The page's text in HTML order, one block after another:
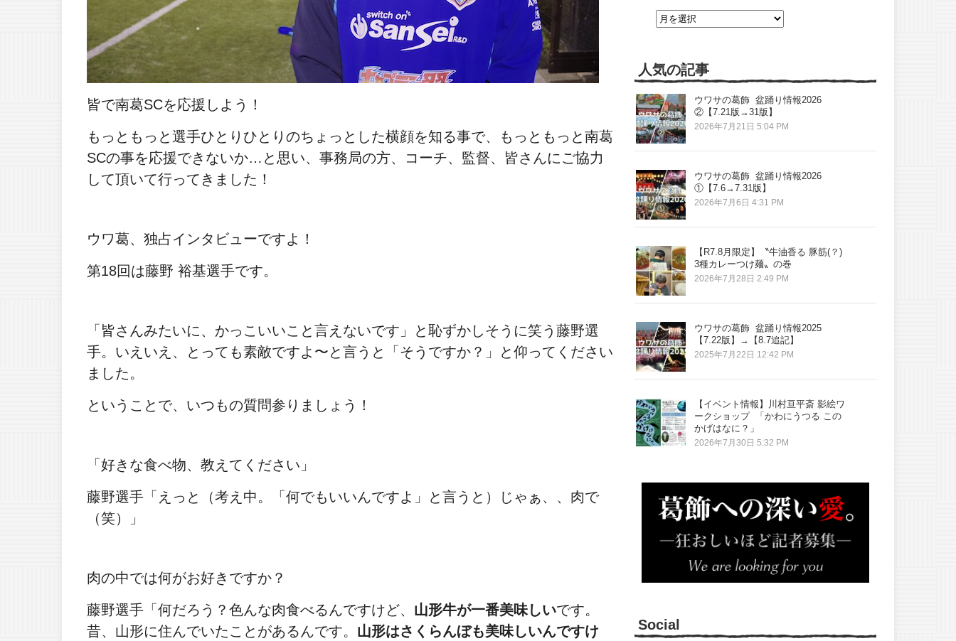
皆で南葛SCを応援しよう！
もっともっと選手ひとりひとりのちょっとした横顔を知る事で、もっともっと南葛
SCの事を応援できないか…と思い、事務局の方、コーチ、監督、皆さんにご協力
して頂いて行ってきました！
ウワ葛、独占インタビューですよ！
第18回は藤野 裕基選手です。
「皆さんみたいに、かっこいいこと言えないです」と恥ずかしそうに笑う藤野選
手。いえいえ、とっても素敵ですよ〜と言うと「そうですか？」と仰ってください
ました。
ということで、いつもの質問参りましょう！
「好きな食べ物、教えてください」
藤野選手「えっと（考え中。「何でもいいんですよ」と言うと）じゃぁ、、肉で
（笑）」
肉の中では何がお好きですか？
藤野選手「何だろう？色んな肉食べるんですけど、 山形牛が一番美味しいです。
昔、山形に住んでいたことがあるんです。 山形はさくらんぼも美味しいんですけ
人気の記事
ウワサの葛飾 盆踊り情報2026
②【7.21版→31版】
2026年7月21日 5:04 PM
ウワサの葛飾 盆踊り情報2026
①【7.6→7.31版】
2026年7月6日 4:31 PM
【R7.8月限定】〝牛油香る 豚筋(？)
3種カレーつけ麺〟の巻
2026年7月28日 2:49 PM
ウワサの葛飾 盆踊り情報2025
【7.22版】→【8.7追記】
2025年7月22日 12:42 PM
【イベント情報】川村亘平斎 影絵ワ
ークショップ 「かわにうつる この
かげはなに？」
2026年7月30日 5:32 PM
Social